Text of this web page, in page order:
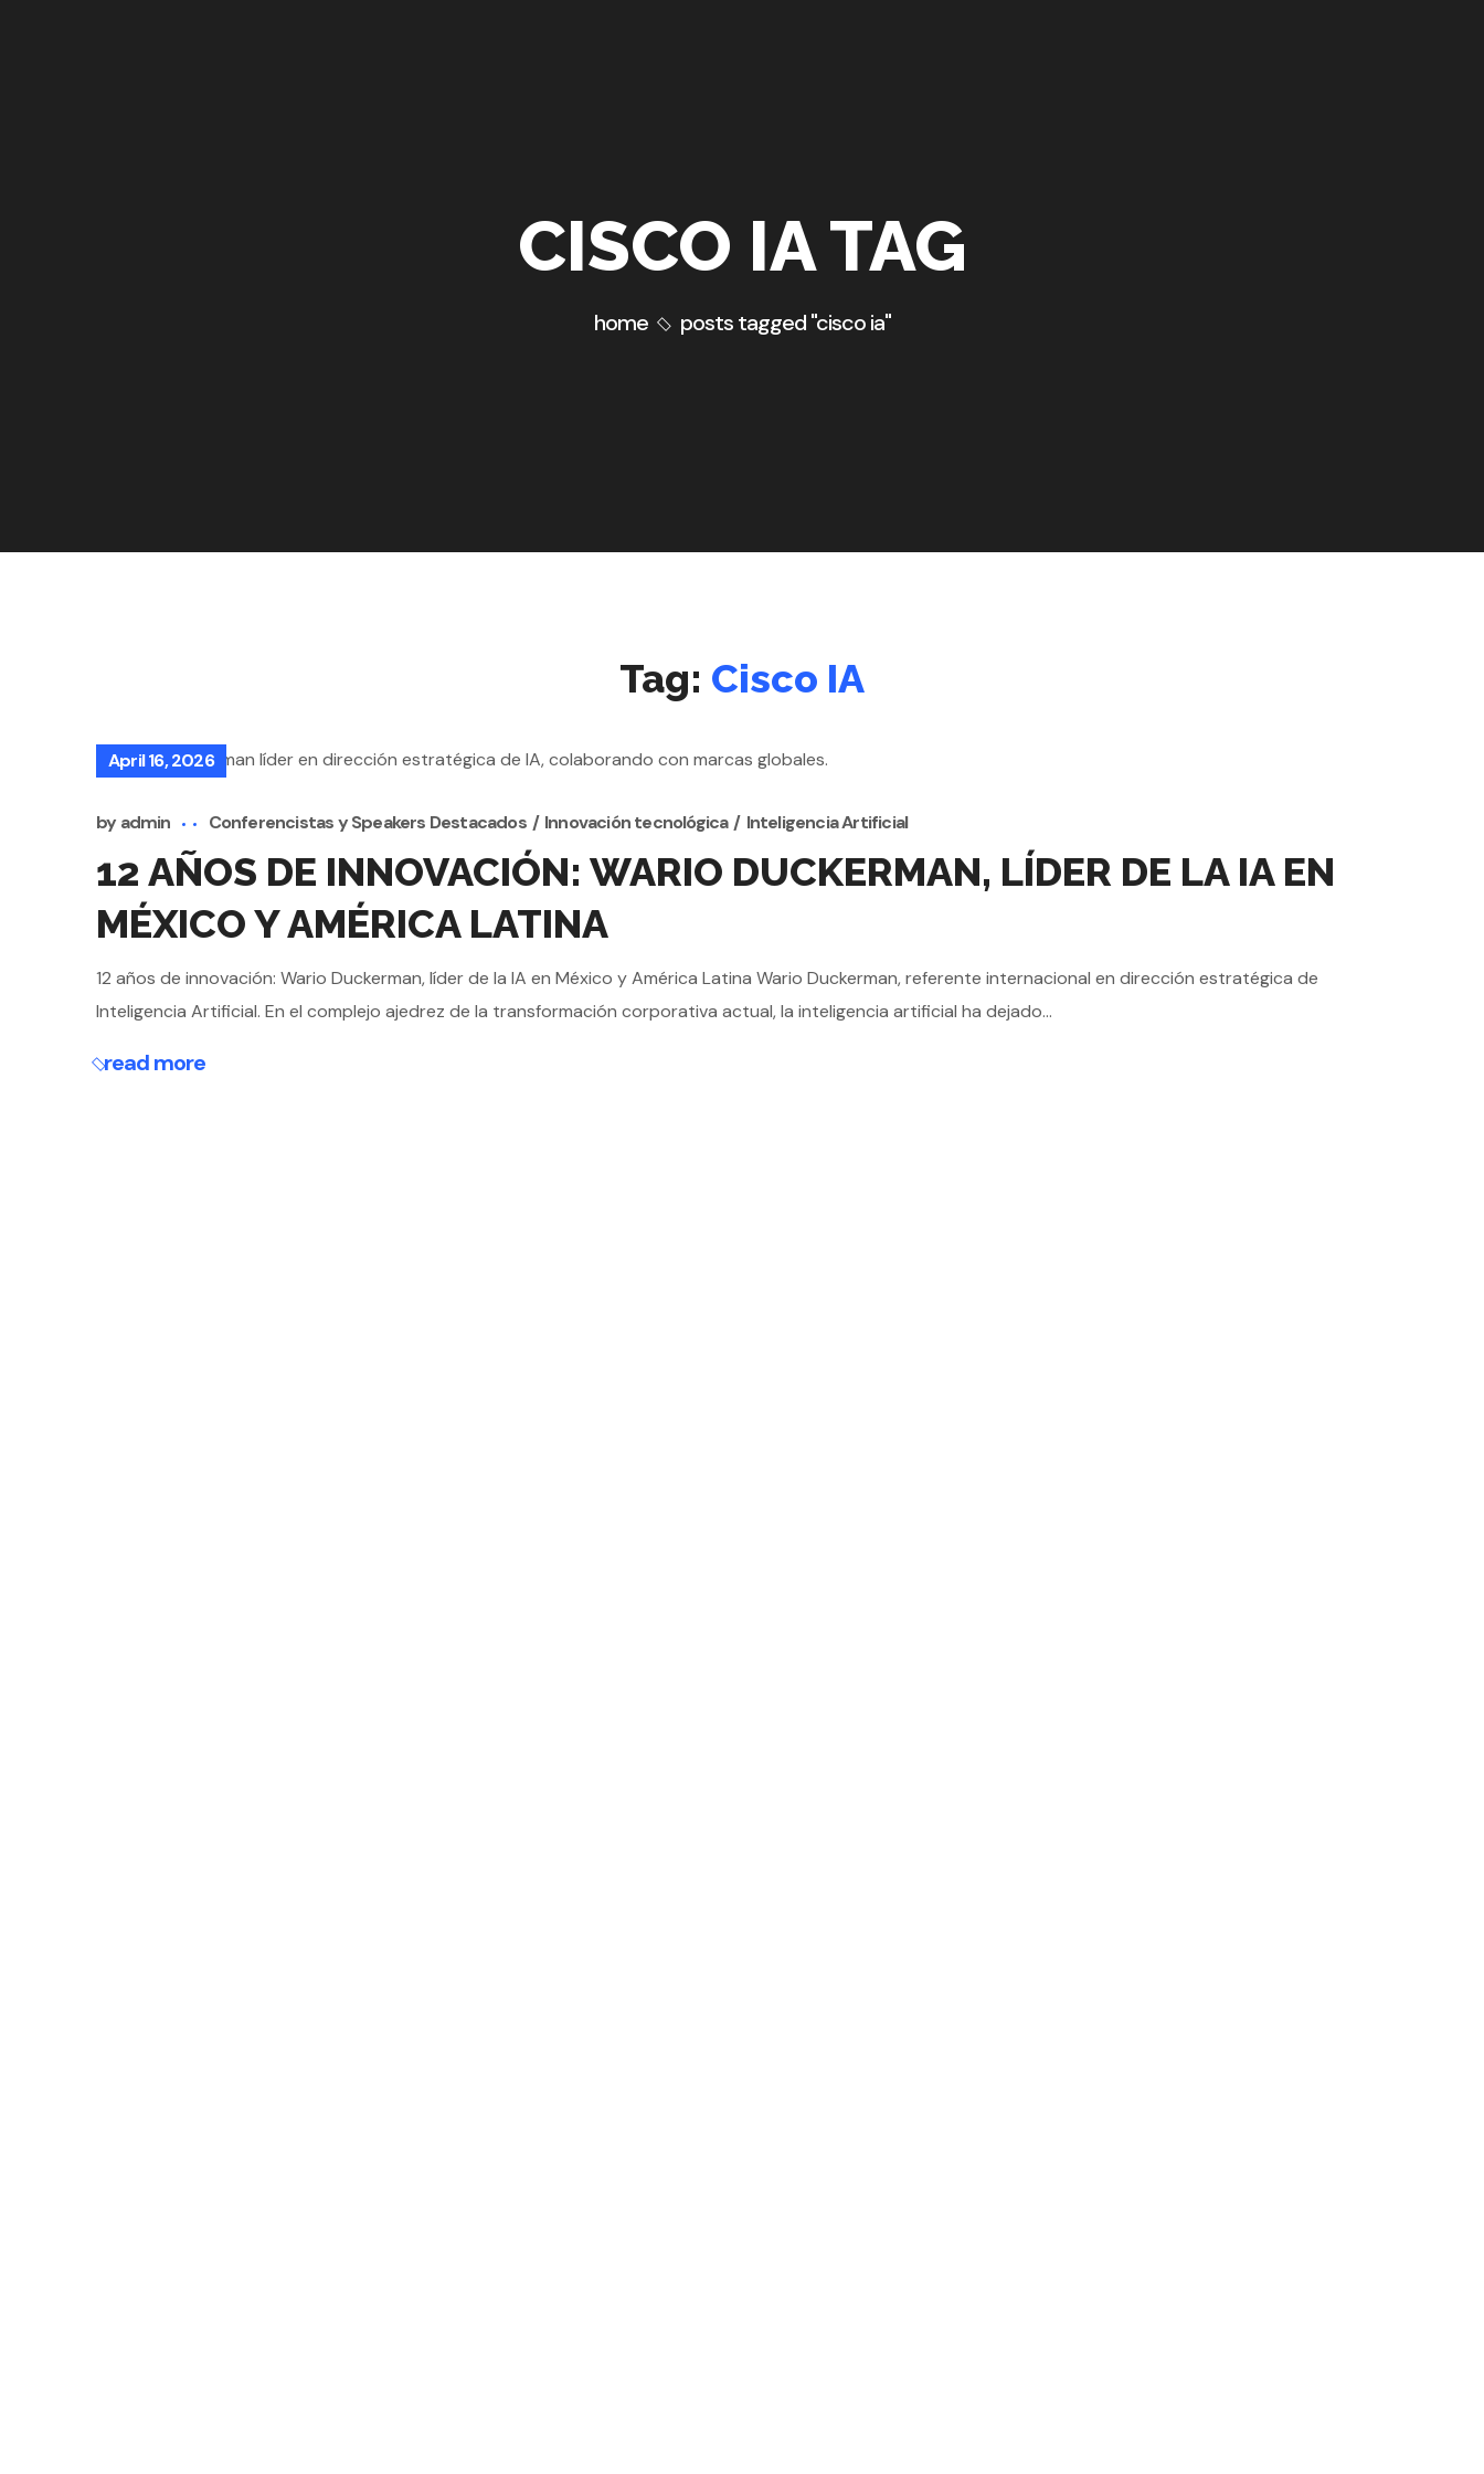
CISCO IA TAG
home posts tagged "cisco ia"
Tag: Cisco IA
April 16, 2026
by admin Conferencistas y Speakers Destacados Innovación tecnológica Inteligencia Artificial
12 AÑOS DE INNOVACIÓN: WARIO DUCKERMAN, LÍDER DE LA IA EN
MÉXICO Y AMÉRICA LATINA
12 años de innovación: Wario Duckerman, líder de la IA en México y América Latina Wario Duckerman, referente internacional en dirección estratégica de
Inteligencia Artificial. En el complejo ajedrez de la transformación corporativa actual, la inteligencia artificial ha dejado...
read more